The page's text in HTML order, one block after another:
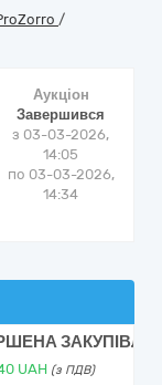
/
Аукціон
Завершився
з 03-03-2026,
14:05
по 03-03-2026,
14:34
ЗАКУПІВЛЯ
UAH (з ПДВ)